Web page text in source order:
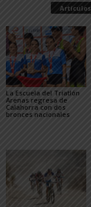
La Escuela del Triatlón
Arenas regresa de
Calahorra con dos
bronces nacionales